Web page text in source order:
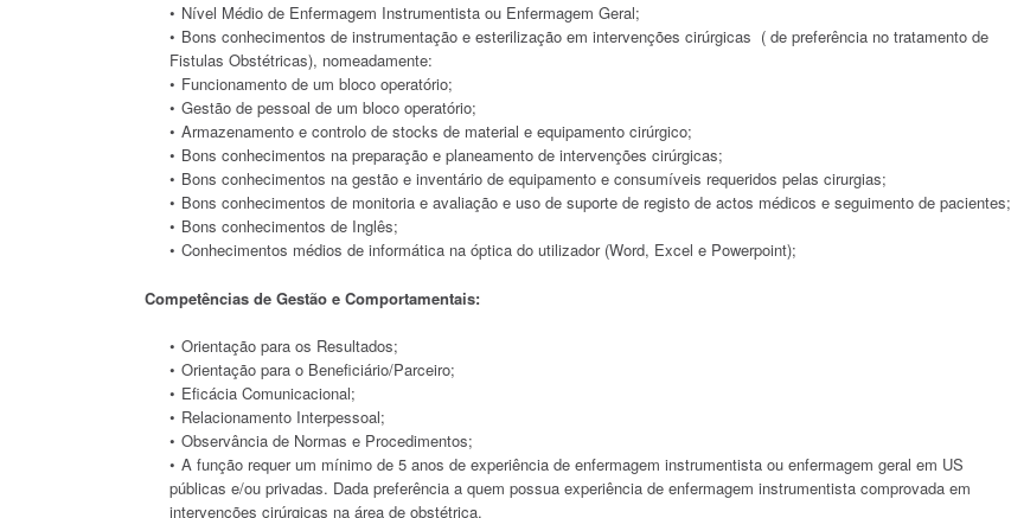
Nível Médio de Enfermagem Instrumentista ou Enfermagem Geral;
Bons conhecimentos de instrumentação e esterilização em intervenções cirúrgicas ( de preferência no tratamento de
Fistulas Obstétricas), nomeadamente:
Funcionamento de um bloco operatório;
Gestão de pessoal de um bloco operatório;
Armazenamento e controlo de stocks de material e equipamento cirúrgico;
Bons conhecimentos na preparação e planeamento de intervenções cirúrgicas;
Bons conhecimentos na gestão e inventário de equipamento e consumíveis requeridos pelas cirurgias;
Bons conhecimentos de monitoria e avaliação e uso de suporte de registo de actos médicos e seguimento de pacientes;
Bons conhecimentos de Inglês;
Conhecimentos médios de informática na óptica do utilizador (Word, Excel e Powerpoint);
Competências de Gestão e Comportamentais:
Orientação para os Resultados;
Orientação para o Beneficiário/Parceiro;
Eficácia Comunicacional;
Relacionamento Interpessoal;
Observância de Normas e Procedimentos;
A função requer um mínimo de 5 anos de experiência de enfermagem instrumentista ou enfermagem geral em US
públicas e/ou privadas. Dada preferência a quem possua experiência de enfermagem instrumentista comprovada em
intervenções cirúrgicas na área de obstétrica.